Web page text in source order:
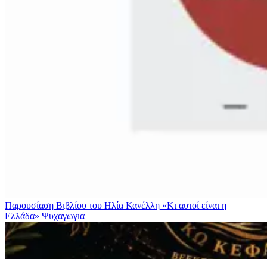
Παρουσίαση Βιβλίου του Ηλία Κανέλλη «Κι αυτοί είναι η
Ελλάδα» Ψυχαγωγια